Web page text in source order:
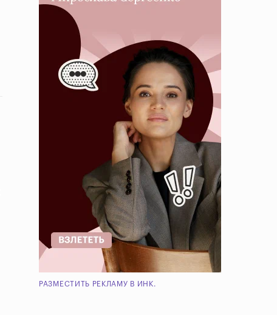
РАЗМЕСТИТЬ РЕКЛАМУ В ИНК.